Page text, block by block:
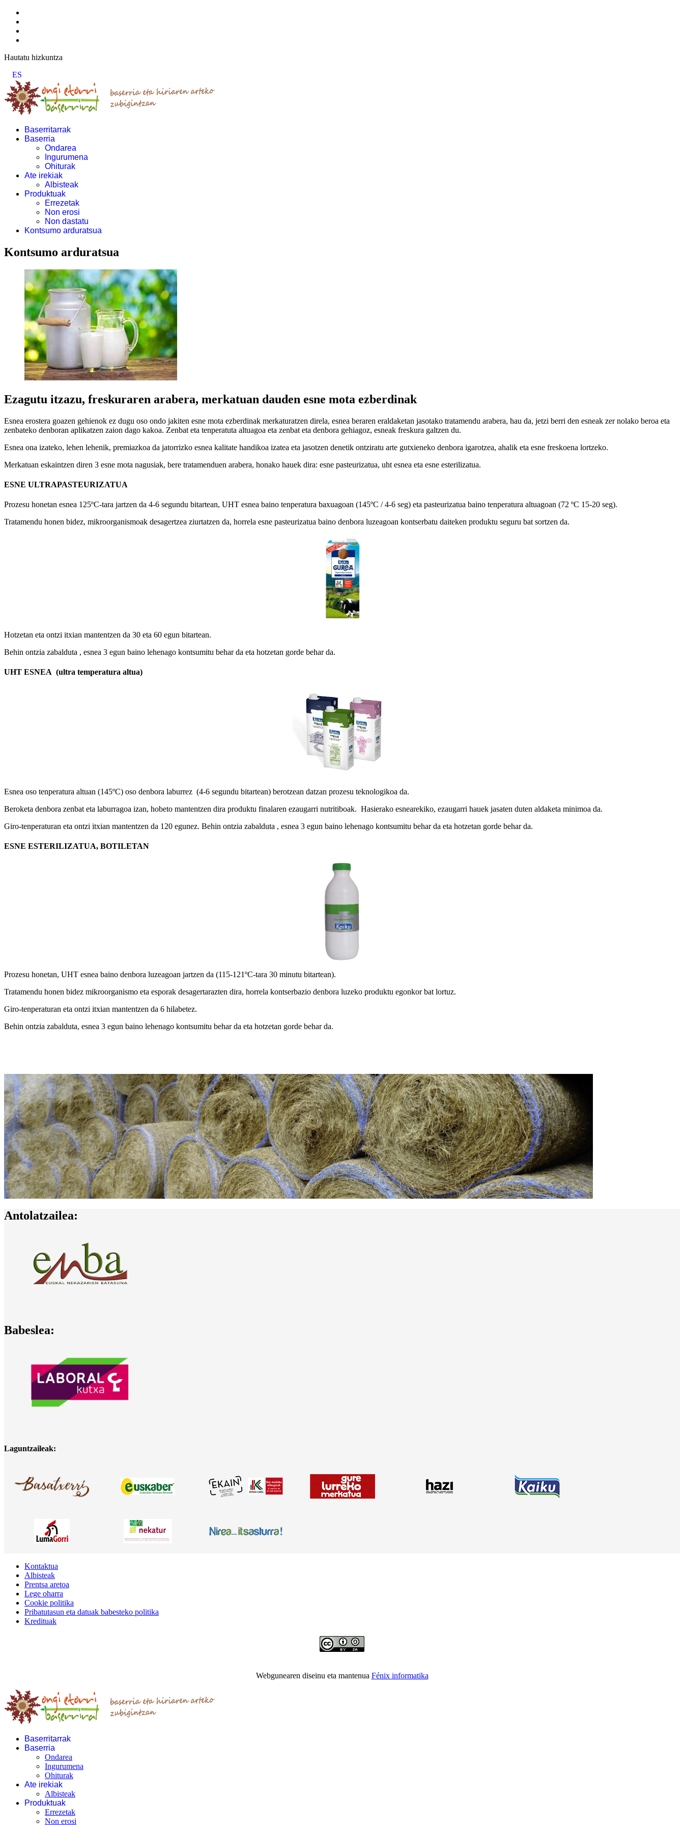
Hautatu hizkuntza
ES
Baserritarrak
Baserria
Ondarea
Ingurumena
Ohiturak
Ate irekiak
Albisteak
Produktuak
Errezetak
Non erosi
Non dastatu
Kontsumo arduratsua
Kontsumo arduratsua
Ezagutu itzazu, freskuraren arabera, merkatuan dauden esne mota ezberdinak
Esnea erostera goazen gehienok ez dugu oso ondo jakiten esne mota ezberdinak merkaturatzen direla, esnea beraren eraldaketan jasotako tratamendu arabera, hau da, jetzi berri den esneak zer nolako beroa eta
zenbateko denboran aplikatzen zaion dago kakoa. Zenbat eta tenperatuta altuagoa eta zenbat eta denbora gehiagoz, esneak freskura galtzen du.
Esnea ona izateko, lehen lehenik, premiazkoa da jatorrizko esnea kalitate handikoa izatea eta jasotzen denetik ontziratu arte gutxieneko denbora igarotzea, ahalik eta esne freskoena lortzeko.
Merkatuan eskaintzen diren 3 esne mota nagusiak, bere tratamenduen arabera, honako hauek dira: esne pasteurizatua, uht esnea eta esne esterilizatua.
ESNE ULTRAPASTEURIZATUA
Prozesu honetan esnea 125ºC-tara jartzen da 4-6 segundu bitartean, UHT esnea baino tenperatura baxuagoan (145ºC / 4-6 seg) eta pasteurizatua baino tenperatura altuagoan (72 ºC 15-20 seg).
Tratamendu honen bidez, mikroorganismoak desagertzea ziurtatzen da, horrela esne pasteurizatua baino denbora luzeagoan kontserbatu daiteken produktu seguru bat sortzen da.
Hotzetan eta ontzi itxian mantentzen da 30 eta 60 egun bitartean.
Behin ontzia zabalduta , esnea 3 egun baino lehenago kontsumitu behar da eta hotzetan gorde behar da.
UHT ESNEA (ultra temperatura altua)
Esnea oso tenperatura altuan (145ºC) oso denbora laburrez (4-6 segundu bitartean) berotzean datzan prozesu teknologikoa da.
Beroketa denbora zenbat eta laburragoa izan, hobeto mantentzen dira produktu finalaren ezaugarri nutritiboak. Hasierako esnearekiko, ezaugarri hauek jasaten duten aldaketa minimoa da.
Giro-tenperaturan eta ontzi itxian mantentzen da 120 egunez. Behin ontzia zabalduta , esnea 3 egun baino lehenago kontsumitu behar da eta hotzetan gorde behar da.
ESNE ESTERILIZATUA, BOTILETAN
Prozesu honetan, UHT esnea baino denbora luzeagoan jartzen da (115-121ºC-tara 30 minutu bitartean).
Tratamendu honen bidez mikroorganismo eta esporak desagertarazten dira, horrela kontserbazio denbora luzeko produktu egonkor bat lortuz.
Giro-tenperaturan eta ontzi itxian mantentzen da 6 hilabetez.
Behin ontzia zabalduta, esnea 3 egun baino lehenago kontsumitu behar da eta hotzetan gorde behar da.
Antolatzailea:
Babeslea:
Laguntzaileak:
Kontaktua
Albisteak
Prentsa aretoa
Lege oharra
Cookie politika
Pribatutasun eta datuak babesteko politika
Kredituak
Webgunearen diseinu eta mantenua Fénix informatika
Baserritarrak
Baserria
Ondarea
Ingurumena
Ohiturak
Ate irekiak
Albisteak
Produktuak
Errezetak
Non erosi